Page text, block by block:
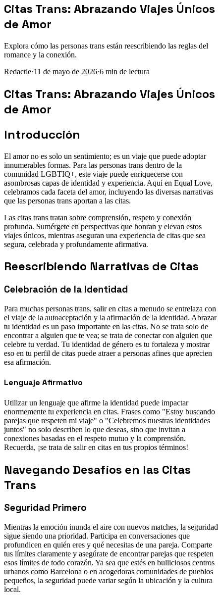
Citas Trans: Abrazando Viajes Únicos
de Amor
Explora cómo las personas trans están reescribiendo las reglas del
romance y la conexión.
Redactie·11 de mayo de 2026·6 min de lectura
Citas Trans: Abrazando Viajes Únicos
de Amor
Introducción
El amor no es solo un sentimiento; es un viaje que puede adoptar
innumerables formas. Para las personas trans dentro de la
comunidad LGBTIQ+, este viaje puede enriquecerse con
asombrosas capas de identidad y experiencia. Aquí en Equal Love,
celebramos cada faceta del amor, incluyendo las diversas narrativas
que las personas trans aportan a las citas.
Las citas trans tratan sobre comprensión, respeto y conexión
profunda. Sumérgete en perspectivas que honran y elevan estos
viajes únicos, mientras aseguran una experiencia de citas que sea
segura, celebrada y profundamente afirmativa.
Reescribiendo Narrativas de Citas
Celebración de la Identidad
Para muchas personas trans, salir en citas a menudo se entrelaza con
el viaje de la autoaceptación y la afirmación de la identidad. Abrazar
tu identidad es un paso importante en las citas. No se trata solo de
encontrar a alguien que te vea; se trata de conectar con alguien que
celebre tu verdad. Tu identidad de género es tu fortaleza y mostrar
eso en tu perfil de citas puede atraer a personas afines que aprecien
esa afirmación.
Lenguaje Afirmativo
Utilizar un lenguaje que afirme la identidad puede impactar
enormemente tu experiencia en citas. Frases como "Estoy buscando
parejas que respeten mi viaje" o "Celebremos nuestras identidades
juntos" no solo describen lo que deseas, sino que invitan a
conexiones basadas en el respeto mutuo y la comprensión.
Recuerda, ¡se trata de salir en citas en tus propios términos!
Navegando Desafíos en las Citas
Trans
Seguridad Primero
Mientras la emoción inunda el aire con nuevos matches, la seguridad
sigue siendo una prioridad. Participa en conversaciones que
profundicen en quién eres y qué necesitas de una pareja. Comparte
tus límites claramente y asegúrate de encontrar parejas que respeten
esos límites de todo corazón. Ya sea que estés en bulliciosos centros
urbanos como Barcelona o en acogedoras comunidades de pueblos
pequeños, la seguridad puede variar según la ubicación y la cultura
local.